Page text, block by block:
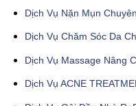
Dịch Vụ Nặn Mụn
Dịch Vụ Chăm Sóc Da
Dịch Vụ Massage Nâng
Dịch Vụ ACNE